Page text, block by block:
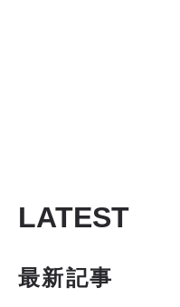
LATEST
最新記事